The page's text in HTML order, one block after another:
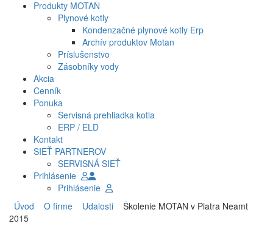
Produkty MOTAN
Plynové kotly
Kondenzačné plynové kotly Erp
Archív produktov Motan
Príslušenstvo
Zásobníky vody
Akcia
Cenník
Ponuka
Servisná prehliadka kotla
ERP / ELD
Kontakt
SIEŤ PARTNEROV
SERVISNÁ SIEŤ
Prihlásenie
Prihlásenie
Úvod
O firme Udalosti
Školenie MOTAN v Piatra Neamt
2015